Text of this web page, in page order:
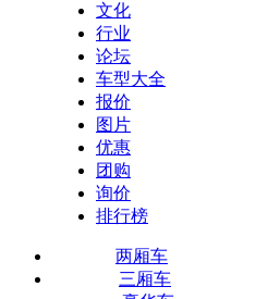
文化
行业
论坛
车型大全
报价
图片
优惠
团购
询价
排行榜
两厢车
三厢车